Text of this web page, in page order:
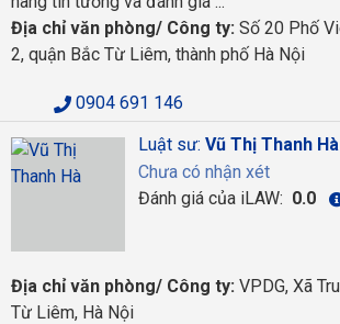
Địa chỉ văn phòng/ Công ty: Số 20 Phố
2, quận Bắc Từ Liêm, thành phố Hà Nội
0904 691 146
Luật sư: Vũ Thị Thanh Hà
Chưa có nhận xét
Đánh giá của iLAW: 0.0
Địa chỉ văn phòng/ Công ty: VPDG, Xã
Từ Liêm, Hà Nội